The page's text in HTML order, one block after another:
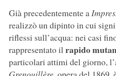
Già precedentemente a
realizzò un dipinto in cui
riflessi sull’acqua: nei casi
rappresentato ilrapido
particolari attimi del giorno,